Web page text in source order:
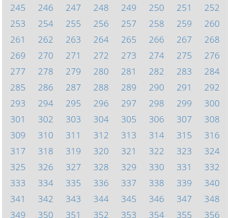
245
246 247 248 249 250 251
252
253
254 255 256 257 258 259
260
261
262 263 264 265 266 267
268
269
270 271 272 273 274 275
276
277
278 279 280 281 282 283
284
285
286 287 288 289 290 291
292
293
294 295 296 297 298 299
300
301
302 303 304 305 306 307
308
309
310 311 312 313 314 315
316
317
318 319 320 321 322 323
324
325
326 327 328 329 330 331
332
333
334 335 336 337 338 339
340
341
342 343 344 345 346 347
348
349
350 351 352 353 354 355 356